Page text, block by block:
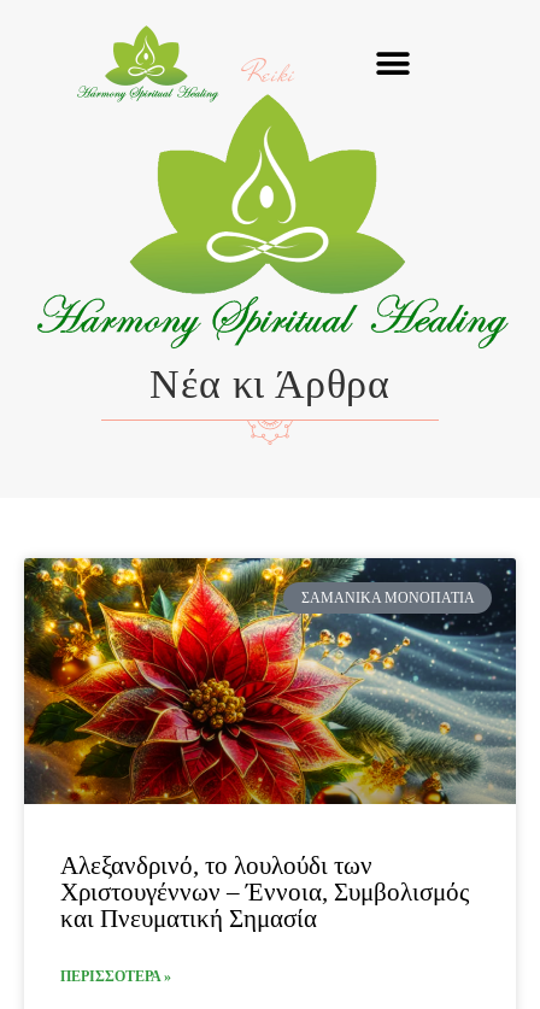
Reiki
Νέα κι Άρθρα
ΣΑΜΑΝΙΚΆ ΜΟΝΟΠΆΤΙΑ
Αλεξανδρινό, το λουλούδι των
Χριστουγέννων – Έννοια, Συμβολισμός
και Πνευματική Σημασία
ΠΕΡΙΣΣΟΤΕΡΑ »